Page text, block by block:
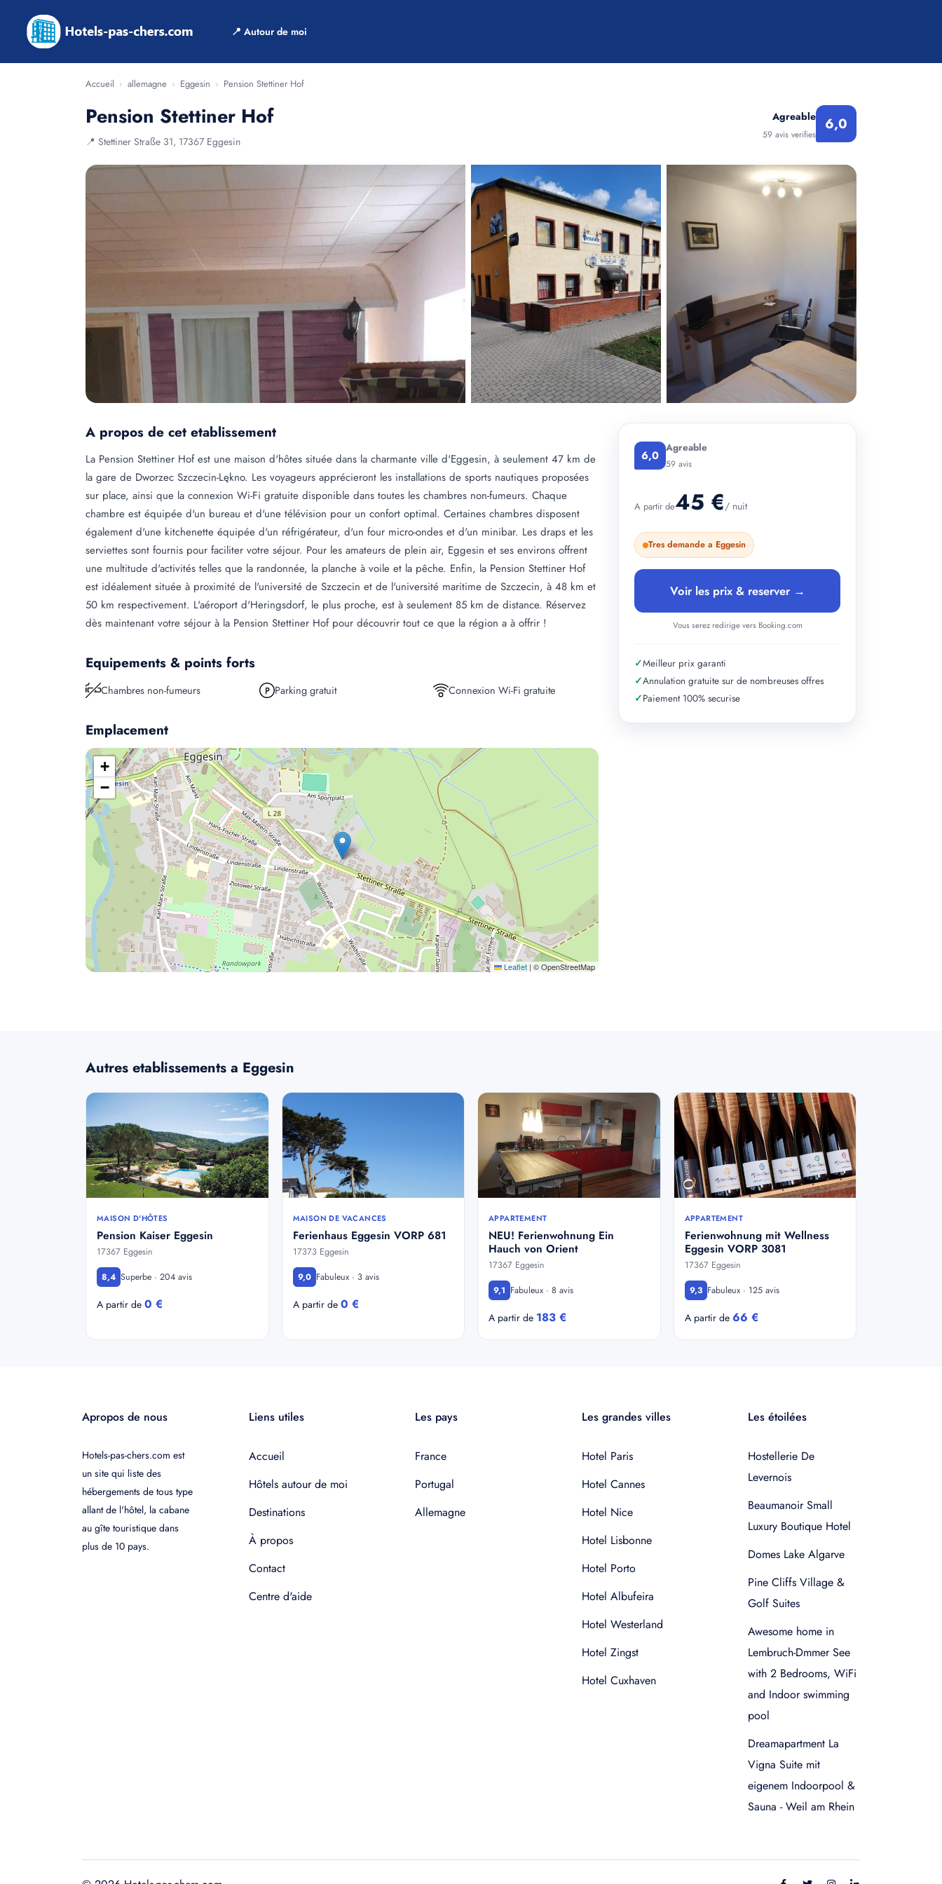
📍 Autour de moi
Accueil › allemagne › Eggesin › Pension Stettiner Hof
Pension Stettiner Hof
📍 Stettiner Straße 31, 17367 Eggesin
Agreable
59 avis verifies
6,0
+ 5 photos
A propos de cet etablissement
La Pension Stettiner Hof est une maison d'hôtes située dans la charmante ville d'Eggesin, à seulement 47 km de
la gare de Dworzec Szczecin-Lękno. Les voyageurs apprécieront les installations de sports nautiques proposées
sur place, ainsi que la connexion Wi-Fi gratuite disponible dans toutes les chambres non-fumeurs. Chaque
chambre est équipée d'un bureau et d'une télévision pour un confort optimal. Certaines chambres disposent
également d'une kitchenette équipée d'un réfrigérateur, d'un four micro-ondes et d'un minibar. Les draps et les
serviettes sont fournis pour faciliter votre séjour. Pour les amateurs de plein air, Eggesin et ses environs offrent
une multitude d'activités telles que la randonnée, la planche à voile et la pêche. Enfin, la Pension Stettiner Hof
est idéalement située à proximité de l'université de Szczecin et de l'université maritime de Szczecin, à 48 km et
50 km respectivement. L'aéroport d'Heringsdorf, le plus proche, est à seulement 85 km de distance. Réservez
dès maintenant votre séjour à la Pension Stettiner Hof pour découvrir tout ce que la région a à offrir !
Equipements & points forts
Chambres non-fumeurs Parking gratuit Connexion Wi-Fi gratuite
Emplacement
+
−
Leaflet | © OpenStreetMap
6,0 Agreable
59 avis
A partir de45 €/ nuit
Tres demande a Eggesin
Voir les prix & reserver →
Vous serez redirige vers Booking.com
✓Meilleur prix garanti
✓Annulation gratuite sur de nombreuses offres
✓Paiement 100% securise
Autres etablissements a Eggesin
MAISON D'HÔTES
Pension Kaiser Eggesin
17367 Eggesin
8,4 Superbe · 204 avis
A partir de 0 €
MAISON DE VACANCES
Ferienhaus Eggesin VORP 681
17373 Eggesin
9,0 Fabuleux · 3 avis
A partir de 0 €
APPARTEMENT
NEU! Ferienwohnung Ein
Hauch von Orient
17367 Eggesin
9,1 Fabuleux · 8 avis
A partir de 183 €
APPARTEMENT
Ferienwohnung mit Wellness
Eggesin VORP 3081
17367 Eggesin
9,3 Fabuleux · 125 avis
A partir de 66 €
Apropos de nous
Hotels-pas-chers.com est
un site qui liste des
hébergements de tous type
allant de l'hôtel, la cabane
au gîte touristique dans
plus de 10 pays.
Liens utiles
Accueil
Hôtels autour de moi
Destinations
À propos
Contact
Centre d'aide
Les pays
France
Portugal
Allemagne
Les grandes villes
Hotel Paris
Hotel Cannes
Hotel Nice
Hotel Lisbonne
Hotel Porto
Hotel Albufeira
Hotel Westerland
Hotel Zingst
Hotel Cuxhaven
Les étoilées
Hostellerie De
Levernois
Beaumanoir Small
Luxury Boutique Hotel
Domes Lake Algarve
Pine Cliffs Village &
Golf Suites
Awesome home in
Lembruch-Dmmer See
with 2 Bedrooms, WiFi
and Indoor swimming
pool
Dreamapartment La
Vigna Suite mit
eigenem Indoorpool &
Sauna - Weil am Rhein